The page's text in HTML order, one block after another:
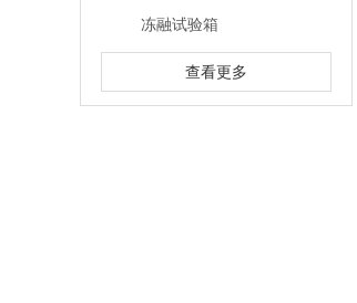
冻融试验箱
查看更多